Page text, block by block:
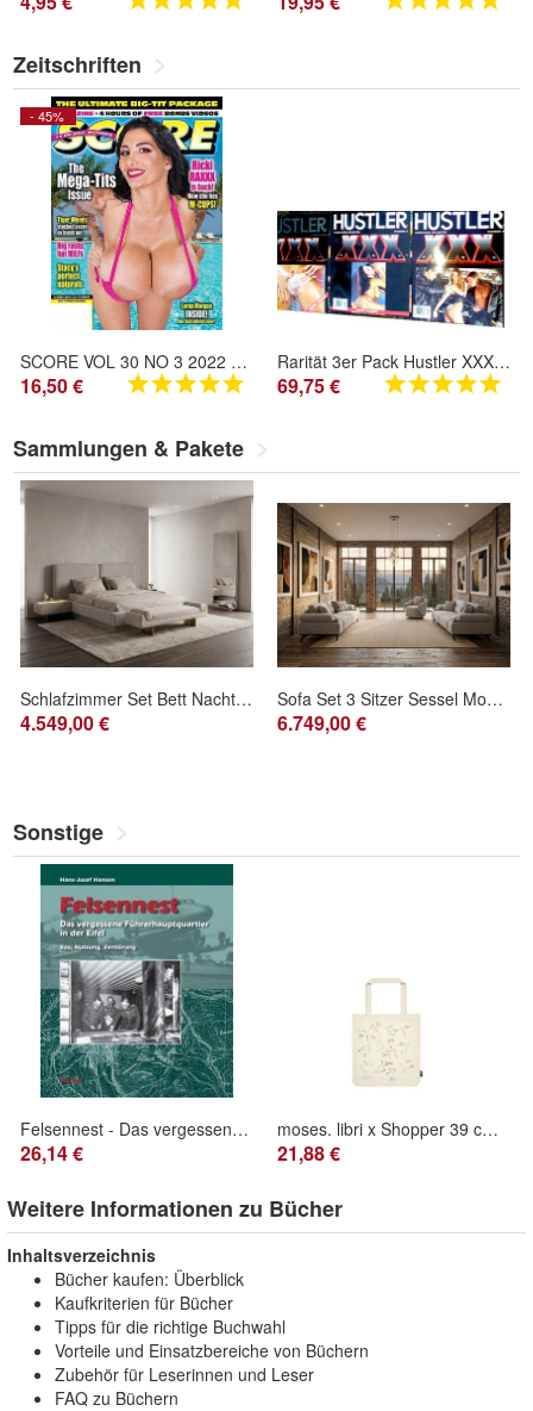
Zeitschriften
- 45%
SCORE VOL 30 NO 3 2022 US Lager 20
16,50 €
Rarität 3er Pack Hustler XXX Unlimited Vol.01 No2 No 4 US-Originalausgabe. US Magazin
69,75 €
Sammlungen & Pakete
- 15%
Schlafzimmer Set Bett Nachttisch Standspiegel Bank Modern Beige Edel
4.549,00 €
Sofa Set 3 Sitzer Sessel Modern Grau Edel Luxus Garnitur Couch Design
6.749,00 €
Sonstige
Felsennest - Das vergessene Führerhauptquartier in der Eifel, Hans-Josef Hansen
26,14 €
moses. libri x Shopper 39 cm x 42 cm 100 % Baumwolle Sternzeichen
21,88 €
Weitere Informationen zu Bücher
Inhaltsverzeichnis
Bücher kaufen: Überblick
Kaufkriterien für Bücher
Tipps für die richtige Buchwahl
Vorteile und Einsatzbereiche von Büchern
Zubehör für Leserinnen und Leser
FAQ zu Büchern